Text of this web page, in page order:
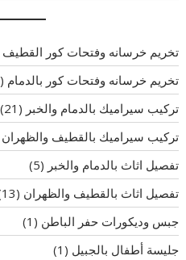
تخريم خرسانه وفتحات كور القطيف
تخريم خرسانه وفتحات كور بالدمام (3)
تركيب سيراميك بالدمام والخبر (21)
تركيب سيراميك بالقطيف والظهران
تفصيل اثاث بالدمام والخبر (5)
تفصيل اثاث بالقطيف والظهران (13)
جبس وديكورات حفر الباطن (1)
جليسة أطفال بالجبيل (1)